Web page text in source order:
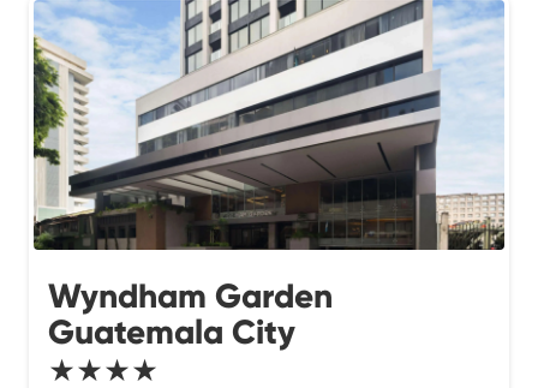
Wyndham Garden
Guatemala City
★★★★